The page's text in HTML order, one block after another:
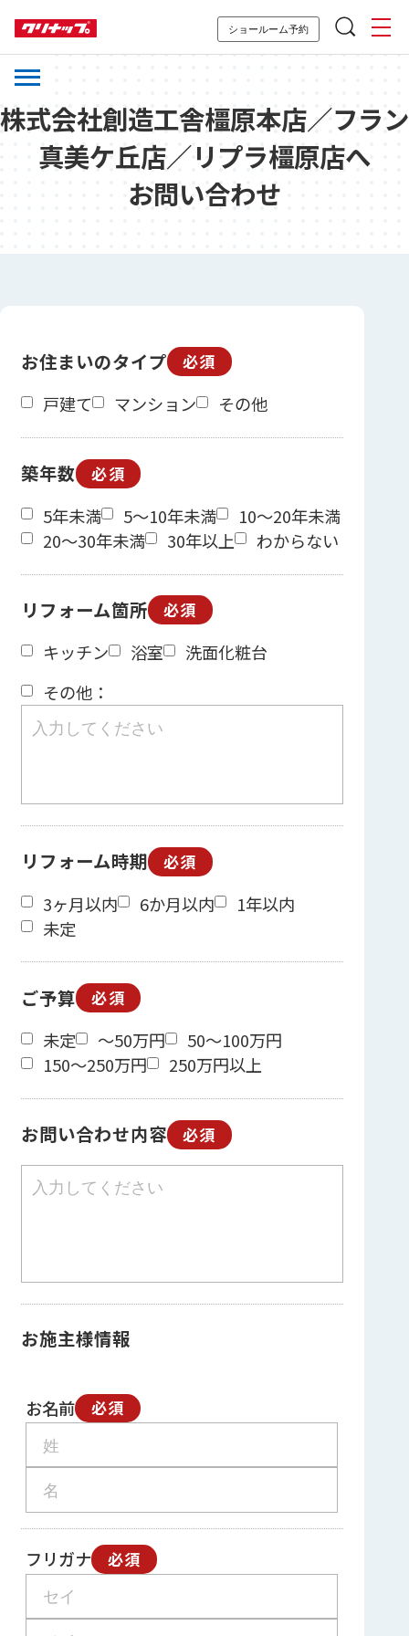
ショールーム予約
株式会社創造工舎橿原本店／フラン
真美ケ丘店／リプラ橿原店へ
お問い合わせ
お住まいのタイプ 必須
戸建て マンション その他
築年数 必須
5年未満 5～10年未満
10～20年未満
20～30年未満
30年以上 わからない
リフォーム箇所 必須
キッチン 浴室
洗面化粧台
その他：
リフォーム時期 必須
3ヶ月以内 6か月以内
1年以内
未定
ご予算 必須
未定 ～50万円
50～100万円
150～250万円
250万円以上
お問い合わせ内容 必須
お施主様情報
お名前 必須
フリガナ 必須